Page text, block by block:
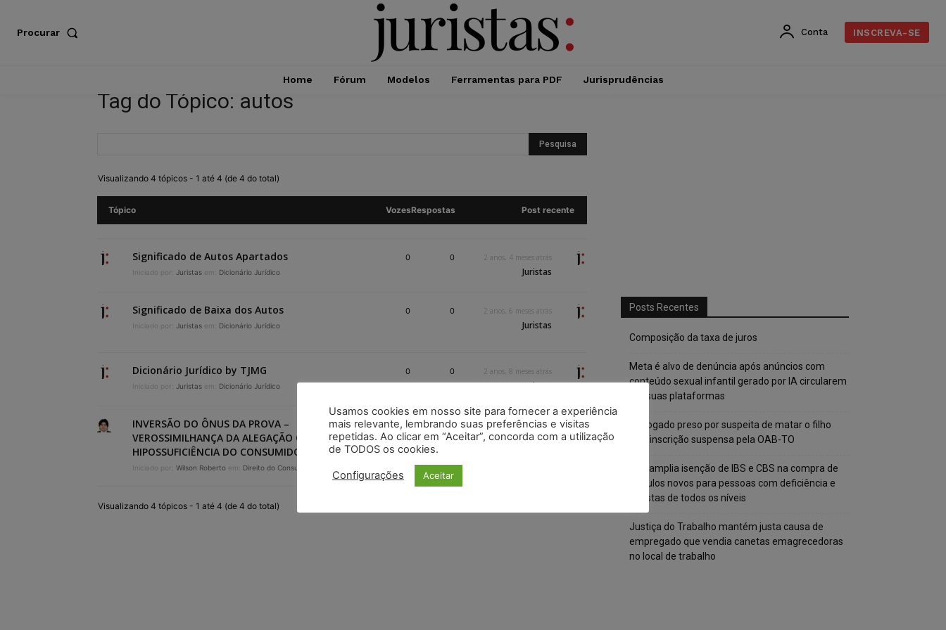
Procurar Conta INSCREVA-SE
Home Fórum Modelos Ferramentas para PDF Jurisprudências
Tag do Tópico: autos
Visualizando 4 tópicos - 1 até 4 (de 4 do total)
Tópico VozesRespostas Post recente
Significado de Autos Apartados
Iniciado por: Juristas em: Dicionário Jurídico
0 0 2 anos, 4 meses atrás
Juristas
Significado de Baixa dos Autos
Iniciado por: Juristas em: Dicionário Jurídico
0 0 2 anos, 6 meses atrás
Juristas
Dicionário Jurídico by TJMG
Iniciado por: Juristas em: Dicionário Jurídico
0 0 2 anos, 8 meses atrás
Juristas
INVERSÃO DO ÔNUS DA PROVA –
VEROSSIMILHANÇA DA ALEGAÇÃO OU
HIPOSSUFICIÊNCIA DO CONSUMIDOR
Iniciado por: Wilson Roberto em: Direito do Consumidor
1 0 8 anos, 7 meses atrás
Wilson Roberto
Visualizando 4 tópicos - 1 até 4 (de 4 do total)
Posts Recentes
Composição da taxa de juros
Meta é alvo de denúncia após anúncios com
conteúdo sexual infantil gerado por IA circularem
em suas plataformas
Advogado preso por suspeita de matar o filho
tem inscrição suspensa pela OAB-TO
STF amplia isenção de IBS e CBS na compra de
veículos novos para pessoas com deficiência e
autistas de todos os níveis
Justiça do Trabalho mantém justa causa de
empregado que vendia canetas emagrecedoras
no local de trabalho
Usamos cookies em nosso site para fornecer a experiência
mais relevante, lembrando suas preferências e visitas
repetidas. Ao clicar em “Aceitar”, concorda com a utilização
de TODOS os cookies.
Configurações Aceitar